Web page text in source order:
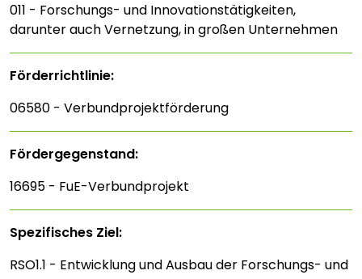
011 - Forschungs- und Innovationstätigkeiten,
darunter auch Vernetzung, in großen Unternehmen
Förderrichtlinie:
06580 - Verbundprojektförderung
Fördergegenstand:
16695 - FuE-Verbundprojekt
Spezifisches Ziel:
RSO1.1 - Entwicklung und Ausbau der Forschungs- und